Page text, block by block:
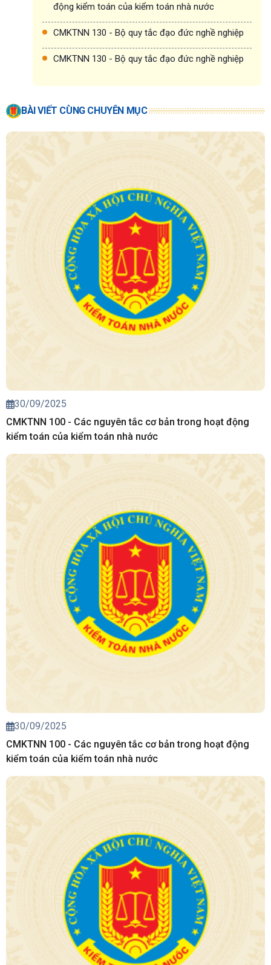
động kiểm toán của kiểm toán nhà nước
CMKTNN 130 - Bộ quy tắc đạo đức nghề nghiệp
CMKTNN 130 - Bộ quy tắc đạo đức nghề nghiệp
BÀI VIẾT CÙNG CHUYÊN MỤC
30/09/2025
CMKTNN 100 - Các nguyên tắc cơ bản trong hoạt động
kiểm toán của kiểm toán nhà nước
30/09/2025
CMKTNN 100 - Các nguyên tắc cơ bản trong hoạt động
kiểm toán của kiểm toán nhà nước